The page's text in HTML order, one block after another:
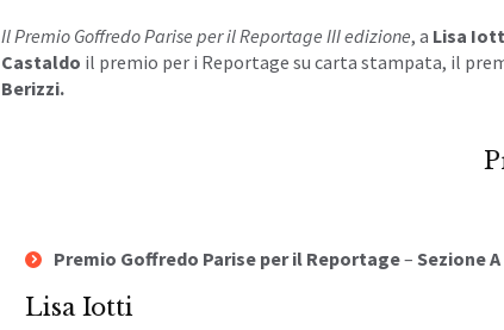
Il Premio Goffredo Parise per il Reportage III edizione, a Lisa
Castaldo il premio per i Reportage su carta stampata, il
Berizzi.
Premio Goffredo Parise per il Reportage– Sezione A
Lisa Iotti